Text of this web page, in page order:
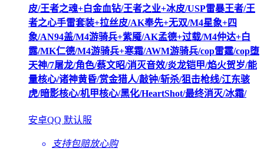
皮/王者之魂+白金血钻/王者之业+冰皮/USP雷暴王者/王
者之心手雷套装+拉丝皮/AK奉先+无双/M4星象+四
象/AN94盖/M4游骑兵+紫魇/AK孟德+过载/M4仲达+白
露/MK仁德/M4游骑兵+寒霜/AWM游骑兵/cop雷霆/cop堕
天神/7屠龙/角色/蔡文昭/消灭音效/炎龙铠甲/焰火贺岁/能
量核心/诸神黄昏/赏金猎人/敲钟/斩杀/狙击枪线/江东骇
虎/暗影核心/机甲核心/黑化/HeartShot/最终消灭/冰霜/
安卓QQ 默认服
支持包赔放心购